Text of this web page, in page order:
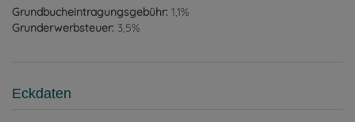
Grundbucheintragungsgebühr: 1,1%
Grunderwerbsteuer: 3,5%
Eckdaten